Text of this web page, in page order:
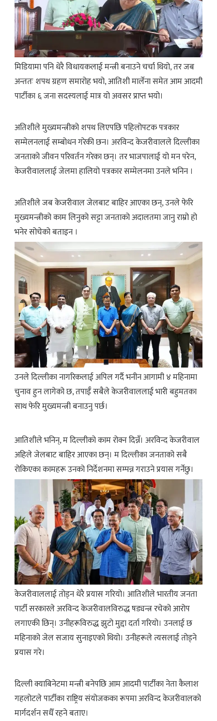
मिडियामा पनि धेरै विधायकलाई मन्त्री बनाउने चर्चा थियो, तर जब
अन्ततः शपथ ग्रहण समारोह भयो, आतिशी मार्लेना समेत आम आदमी
पार्टीका ६ जना सदस्यलाई मात्र यो अवसर प्राप्त भयो।
अतिशीले मुख्यमन्त्रीको शपथ लिएपछि पहिलोपटक पत्रकार
सम्मेलनलाई सम्बोधन गरेकी छन। अरविन्द केजरीवालले दिल्लीका
जनताको जीवन परिवर्तन गरेका छन्। तर भाजपालाई यो मन परेन,
केजरीवाललाई जेलमा हालियो पत्रकार सम्मेलनमा उनले भनिन ।
अतिशीले जब केजरीवाल जेलबाट बाहिर आएका छन्, उनले फेरि
मुख्यमन्त्रीको काम लिनुको सट्टा जनताको अदालतमा जानु राम्रो हो
भनेर सोचेको बताइन ।
उनले दिल्लीका नागरिकलाई अपिल गर्दै भनीन आगामी ४ महिनामा
चुनाव हुन लागेको छ, तपाईँ सबैले केजरीवाललाई भारी बहुमतका
साथ फेरि मुख्यमन्त्री बनाउनु पर्छ।
आतिशीले भनिन्, म दिल्लीको काम रोक्न दिन्नँ। अरविन्द केजरीवाल
अहिले जेलबाट बाहिर आएका छन्। म दिल्लीका जनताको सबै
रोकिएका कामहरू उनको निर्देशनमा सम्पन्न गराउने प्रयास गर्नेछु।
केजरीवाललाई तोड्न धेरै प्रयास गरियो। आतिशीले भारतीय जनता
पार्टी सरकारले अरविन्द केजरीवालविरुद्ध षड्यन्त्र रचेको आरोप
लगाएकी छिन्। उनीहरूविरुद्ध झुटो मुद्दा दर्ता गरियो। उनलाई छ
महिनाको जेल सजाय सुनाइएको थियो। उनीहरूले त्यसलाई तोड्ने
प्रयास गरे।
दिल्ली क्याबिनेटमा मन्त्री बनेपछि आम आदमी पार्टीका नेता कैलाश
गहलोटले पार्टीका राष्ट्रिय संयोजकका रूपमा अरविन्द केजरीवालको
मार्गदर्शन सधैँ रहने बताए।